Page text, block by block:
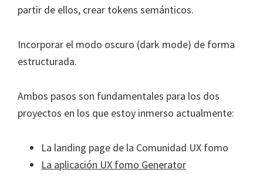
partir de ellos, crear tokens semánticos.
Incorporar el modo oscuro (dark mode) de forma
estructurada.
Ambos pasos son fundamentales para los dos
proyectos en los que estoy inmerso actualmente:
La landing page de la Comunidad UX fomo
La aplicación UX fomo Generator